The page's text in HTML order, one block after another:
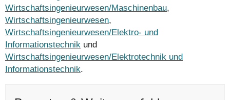
Wirtschaftsingenieurwesen/Maschinenbau,
Wirtschaftsingenieurwesen,
Wirtschaftsingenieurwesen/Elektro- und
Informationstechnik und
Wirtschaftsingenieurwesen/Elektrotechnik und
Informationstechnik.